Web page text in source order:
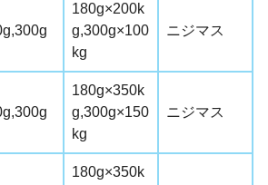
180g×200k
g,300g×100
kg
ニジマス
180g×350k
g,300g×150
kg
ニジマス
180g×350k